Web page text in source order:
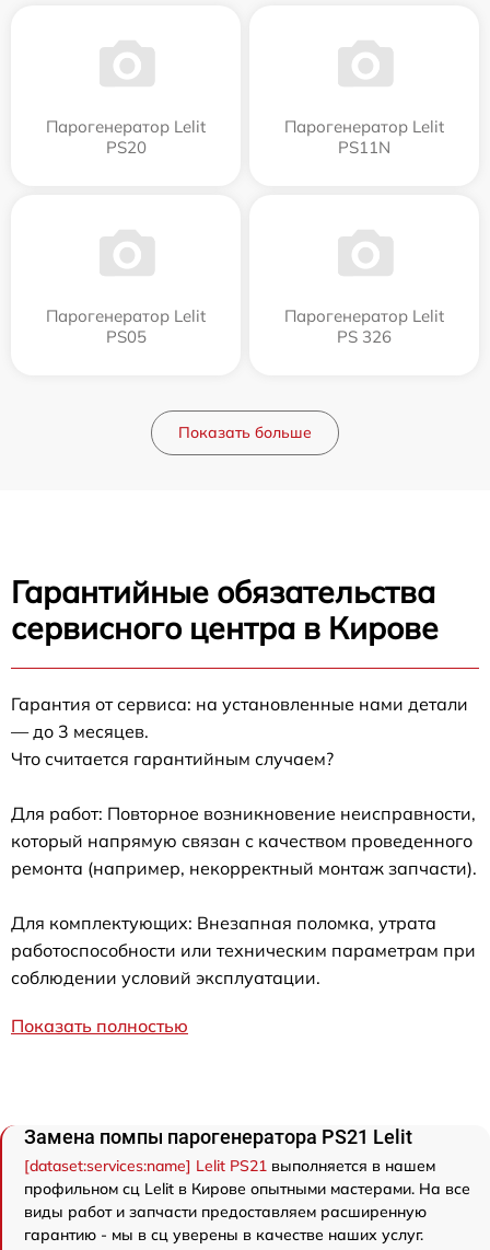
Парогенератор Lelit
PS20
Парогенератор Lelit
PS11N
Парогенератор Lelit
PS05
Парогенератор Lelit
PS 326
Показать больше
Гарантийные обязательства
сервисного центра в Кирове
Гарантия от сервиса: на установленные нами детали
— до 3 месяцев.
Что считается гарантийным случаем?
Для работ: Повторное возникновение неисправности,
который напрямую связан с качеством проведенного
ремонта (например, некорректный монтаж запчасти).
Для комплектующих: Внезапная поломка, утрата
работоспособности или техническим параметрам при
соблюдении условий эксплуатации.
Показать полностью
Замена помпы парогенератора PS21 Lelit
[dataset:services:name] Lelit PS21 выполняется в нашем
профильном сц Lelit в Кирове опытными мастерами. На все
виды работ и запчасти предоставляем расширенную
гарантию - мы в сц уверены в качестве наших услуг.